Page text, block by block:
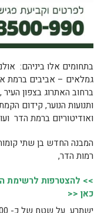
בתחומים אלו ביניהם:
גמלאים – אביבים ברמת
ברחוב האתרוג בצפון העיר
ותנועות הנוער, קידום
ואודיטוריום ברמת הדר
המבנה החדש בן שתי
רמות הדר,
>> להצטרפות לרשימת
כאן <<